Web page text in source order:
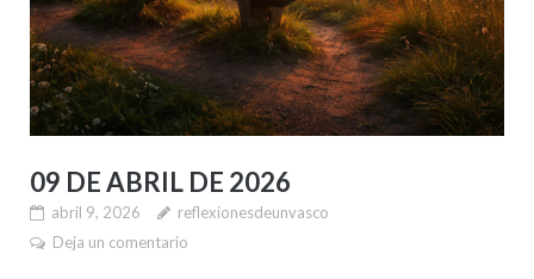
09 DE ABRIL DE 2026
abril 9, 2026
reflexionesdeunvasco
Deja un comentario